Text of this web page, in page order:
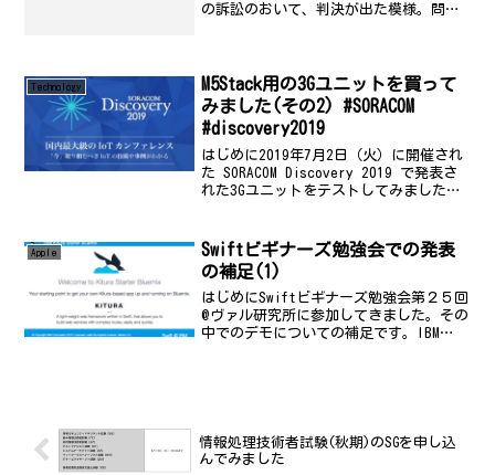
の訴訟のおいて、判決が出た模様。問題
ヘルプモードをオンにしてお...
Technology
M5Stack用の3Gユニットを買って
みました(その2) #SORACOM
#discovery2019
はじめに2019年7月2日（火）に開催され
た SORACOM Discovery 2019 で発表さ
れた3Gユニットをテストしてみました。
#SORACOM #d...
Apple
Swiftビギナーズ勉強会での発表
の補足(1)
はじめにSwiftビギナーズ勉強会第２５回
@ヴァル研究所に参加してきました。その
中でのデモについての補足です。IBM
情報処理技術者試験(秋期)のSGを申し込
んでみました